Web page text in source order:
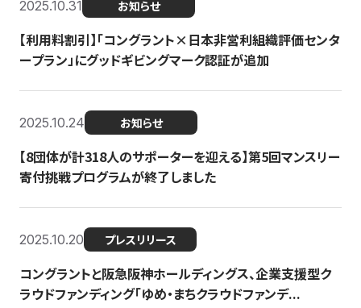
2025.10.31 お知らせ
【利用料割引】「コングラント×日本非営利組織評価センタ
ープラン」にグッドギビングマーク認証が追加
2025.10.24 お知らせ
【8団体が計318人のサポーターを迎える】​​第5回マンスリー
寄付挑戦プログラムが終了しました
2025.10.20 プレスリリース
コングラントと阪急阪神ホールディングス、企業支援型ク
ラウドファンディング「ゆめ・まちクラウドファンデ...